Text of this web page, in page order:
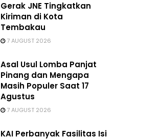
Gerak JNE Tingkatkan
Kiriman di Kota
Tembakau
7 AUGUST 2026
Asal Usul Lomba Panjat
Pinang dan Mengapa
Masih Populer Saat 17
Agustus
7 AUGUST 2026
KAI Perbanyak Fasilitas Isi